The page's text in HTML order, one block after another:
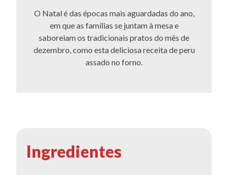
O Natal é das épocas mais aguardadas do ano,
em que as famílias se juntam à mesa e
saboreiam os tradicionais pratos do mês de
dezembro, como esta deliciosa receita de peru
assado no forno.
Ingredientes